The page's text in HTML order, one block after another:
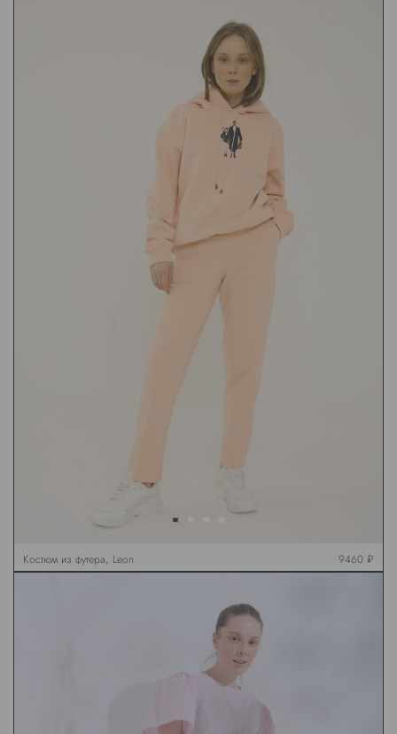
Костюм из футера, Leon
& Matilda, персиковый
9460 ₽